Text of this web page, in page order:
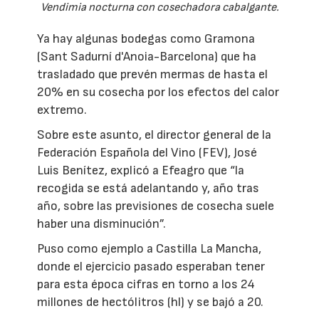
Vendimia nocturna con cosechadora cabalgante.
Ya hay algunas bodegas como Gramona
(Sant Sadurní d'Anoia-Barcelona) que ha
trasladado que prevén mermas de hasta el
20% en su cosecha por los efectos del calor
extremo.
Sobre este asunto, el director general de la
Federación Española del Vino (FEV), José
Luis Benítez, explicó a Efeagro que “la
recogida se está adelantando y, año tras
año, sobre las previsiones de cosecha suele
haber una disminución”.
Puso como ejemplo a Castilla La Mancha,
donde el ejercicio pasado esperaban tener
para esta época cifras en torno a los 24
millones de hectólitros (hl) y se bajó a 20.